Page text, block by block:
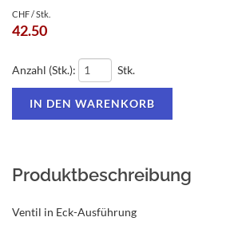
CHF / Stk.
42.50
Anzahl (Stk.): Stk.
Produktbeschreibung
Ventil in Eck-Ausführung